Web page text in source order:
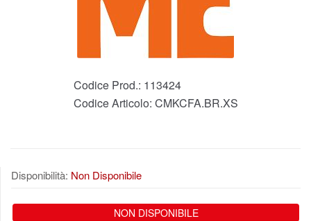
Codice Prod.: 113424
Codice Articolo: CMKCFA.BR.XS
Disponibilità: Non Disponibile
NON DISPONIBILE